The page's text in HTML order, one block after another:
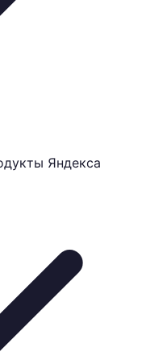
Яндекса